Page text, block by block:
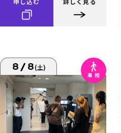
8/8(土)